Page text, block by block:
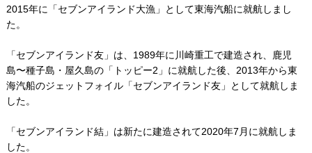
2015年に「セブンアイランド大漁」として東海汽船に就航しまし
た。
「セブンアイランド友」は、1989年に川崎重工で建造され、鹿児
島〜種子島・屋久島の「トッピー2」に就航した後、2013年から東
海汽船のジェットフォイル「セブンアイランド友」として就航しま
した。
「セブンアイランド結」は新たに建造されて2020年7月に就航しま
した。